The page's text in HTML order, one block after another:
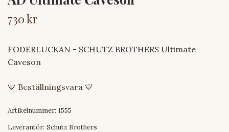
730 kr
FODERLUCKAN - SCHUTZ BROTHERS Ultimate
Caveson
💙 Beställningsvara 💙
Artikelnummer: 1555
Leverantör: Schutz Brothers